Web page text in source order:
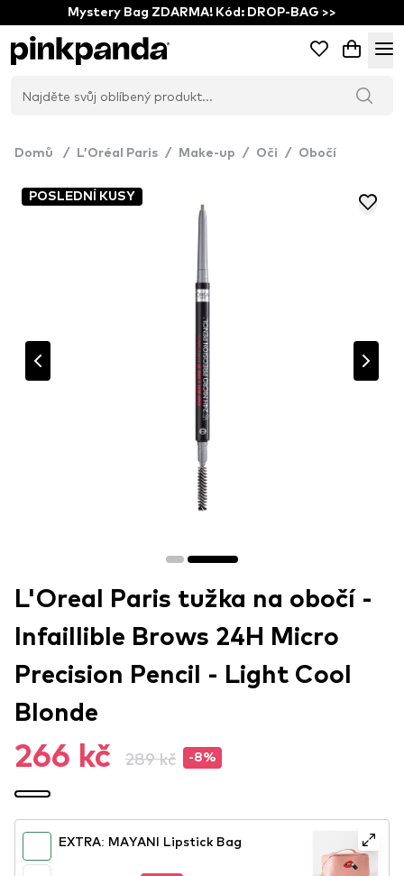
Mystery Bag ZDARMA! Kód: DROP-BAG >>
Domů / L’Oréal Paris / Make-up / Oči / Obočí
POSLEDNÍ KUSY
L'Oreal Paris tužka na obočí -
Infaillible Brows 24H Micro
Precision Pencil - Light Cool
Blonde
266 kč 289 kč -8%
EXTRA: MAYANI Lipstick Bag